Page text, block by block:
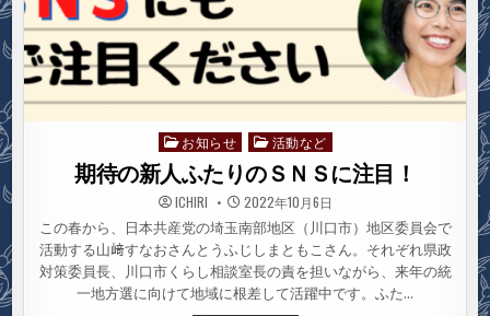
Posted
in
お知らせ 活動など
期待の新人ふたりのＳＮＳに注目！
ICHIRI 2022年10月6日
この春から、日本共産党の埼玉南部地区（川口市）地区委員会で
活動する山﨑すなおさんとうふじしまともこさん。それぞれ県政
対策委員長、川口市くらし相談室長の責を担いながら、来年の統
一地方選に向けて地域に根差して活躍中です。ふた…